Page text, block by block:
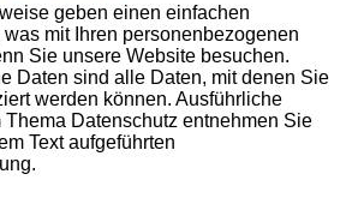
geben einen einfachen
mit Ihren personenbezogenen
Sie unsere Website besuchen.
Daten sind alle Daten, mit denen Sie
werden können. Ausführliche
Thema Datenschutz entnehmen Sie
Text aufgeführten